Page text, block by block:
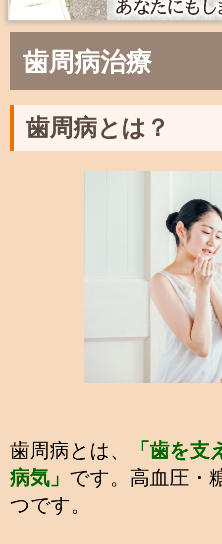
歯周病治療
歯周病とは？
歯周病とは、
「歯を
病気」 です。高血圧・
つです。